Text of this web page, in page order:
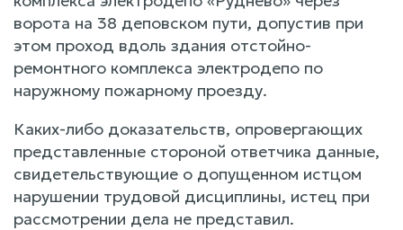
ворота на 38 деповском пути, допустив при
этом проход вдоль здания отстойно-
ремонтного комплекса электродепо по
наружному пожарному проезду.
Каких-либо доказательств, опровергающих
представленные стороной ответчика данные,
свидетельствующие о допущенном истцом
нарушении трудовой дисциплины, истец при
рассмотрении дела не представил.